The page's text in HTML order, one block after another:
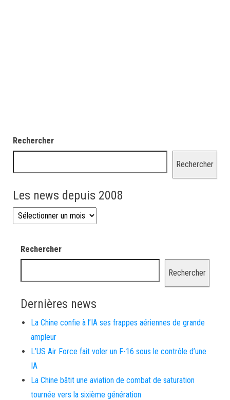
Rechercher
Rechercher
Les news depuis 2008
Les news depuis 2008
Rechercher
Rechercher
Dernières news
La Chine confie à l’IA ses frappes aériennes de grande
ampleur
L’US Air Force fait voler un F-16 sous le contrôle d’une
IA
La Chine bâtit une aviation de combat de saturation
tournée vers la sixième génération